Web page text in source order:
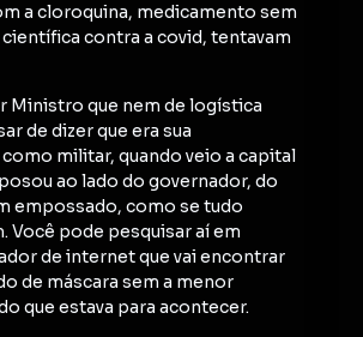
a cloroquina, medicamento sem
contra a covid, tentavam
Ministro que nem de logística
de dizer que era sua
militar, quando veio a capital
ao lado do governador, do
empossado, como se tudo
Você pode pesquisar aí em
de internet que vai encontrar
de máscara sem a menor
que estava para acontecer.